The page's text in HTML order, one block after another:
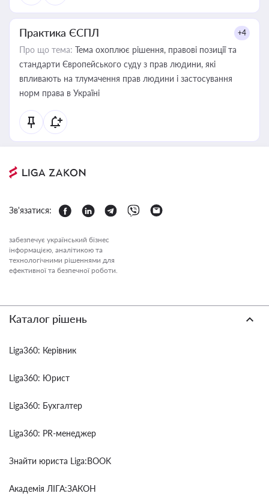
Практика ЄСПЛ +4
Про що тема: Тема охоплює рішення, правові позиції та
стандарти Європейського суду з прав людини, які
впливають на тлумачення прав людини і застосування
норм права в Україні
Зв'язатися:
забезпечує український бізнес
інформацією, аналітикою та
технологічними рішеннями для
ефективної та безпечної роботи.
Каталог рішень
Liga360: Керівник
Liga360: Юрист
Liga360: Бухгалтер
Liga360: PR-менеджер
Знайти юриста Liga:BOOK
Академія ЛІГА:ЗАКОН